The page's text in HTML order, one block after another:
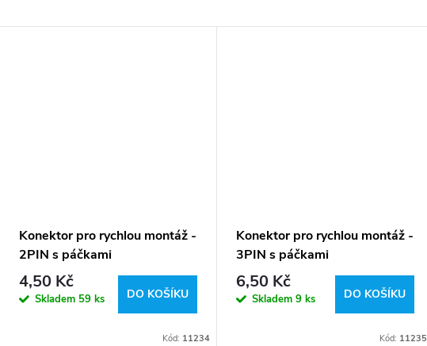
Konektor pro rychlou montáž -
2PIN s páčkami
4,50 Kč
Skladem 59 ks DO KOŠÍKU
Kód: 11234
Konektor pro rychlou montáž -
3PIN s páčkami
6,50 Kč
Skladem 9 ks DO KOŠÍKU
Kód: 11235